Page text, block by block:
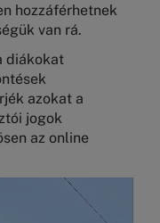
hozzáférhetnek
van rá.
diákokat
azokat a
jogok
az online